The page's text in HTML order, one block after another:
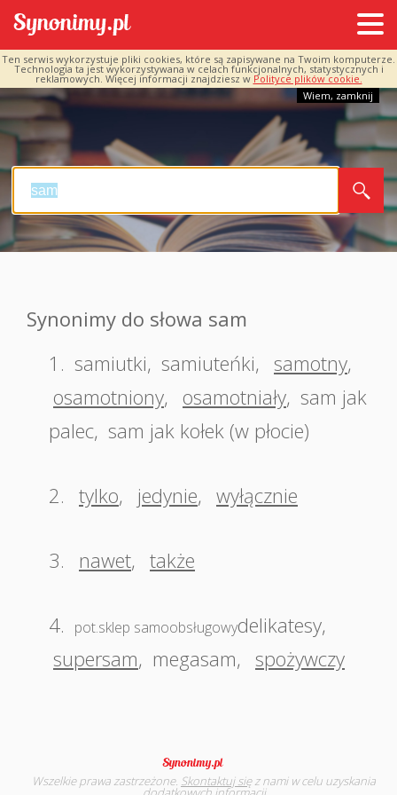
Ten serwis wykorzystuje pliki cookies, które są zapisywane na Twoim komputerze.
Technologia ta jest wykorzystywana w celach funkcjonalnych, statystycznych i
reklamowych. Więcej informacji znajdziesz w Polityce plików cookie.
Wiem, zamknij
Synonimy do słowa sam
1. samiutki, samiuteńki, samotny,
osamotniony, osamotniały, sam jak
palec, sam jak kołek (w płocie)
2. tylko, jedynie, wyłącznie
3. nawet, także
4. pot.sklep samoobsługowydelikatesy,
supersam, megasam, spożywczy
Wszelkie prawa zastrzeżone. Skontaktuj sięz nami w celu uzyskania